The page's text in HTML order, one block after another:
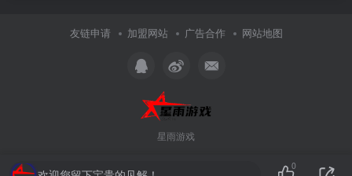
友链申请 加盟网站 广告合作 网站地图
星雨游戏
0